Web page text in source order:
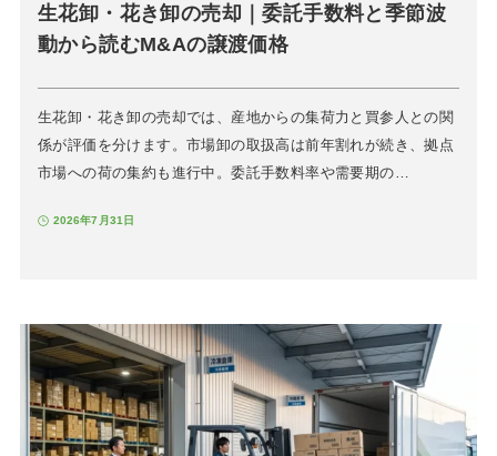
生花卸・花き卸の売却｜委託手数料と季節波
動から読むM&Aの譲渡価格
生花卸・花き卸の売却では、産地からの集荷力と買参人との関
係が評価を分けます。市場卸の取扱高は前年割れが続き、拠点
市場への荷の集約も進行中。委託手数料率や需要期の…
2026年7月31日